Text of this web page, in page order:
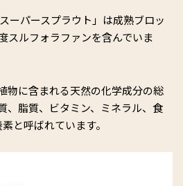
ーパースプラウト」は成熟ブロッ
スルフォラファンを含んでいま
物に含まれる天然の化学成分の総
、脂質、ビタミン、ミネラル、食
と呼ばれています。